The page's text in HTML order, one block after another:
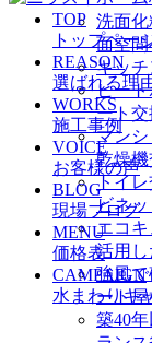
TOP
トップペー
REASON
選ばれる理
WORKS
施工事例
VOICE
お客様の声
BLOG
現場ブログ
MENU
価格表
CAMPAIGN
水まわりキ
洗面
面空
キッチ
ヒート
ート
マン
乾燥
トイ
ビネ
エコ
活用
強風
ート
築40